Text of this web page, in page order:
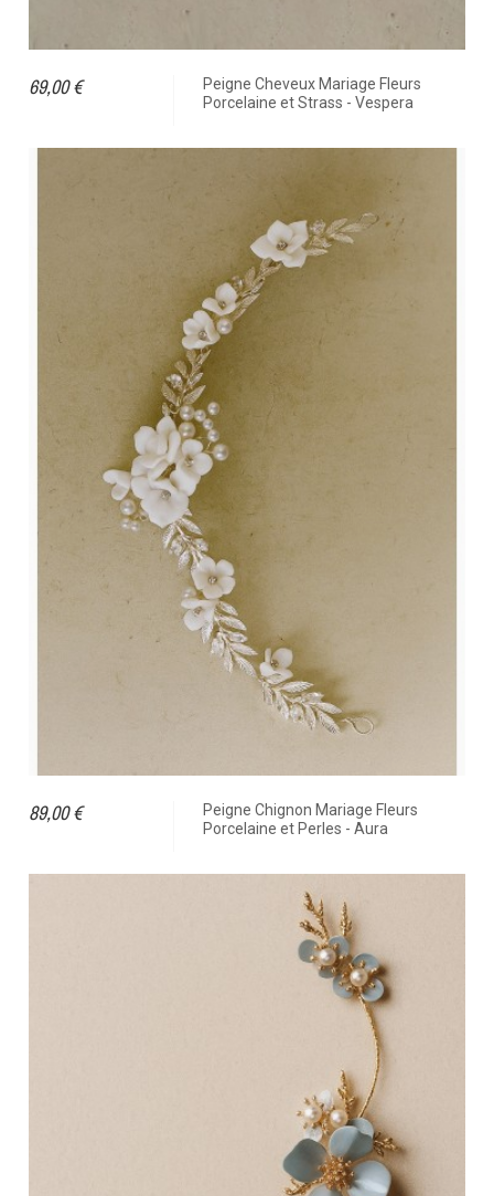
Peigne Cheveux Mariage Fleurs
Porcelaine et Strass - Vespera
69,00 €
Peigne Chignon Mariage Fleurs
Porcelaine et Perles - Aura
89,00 €